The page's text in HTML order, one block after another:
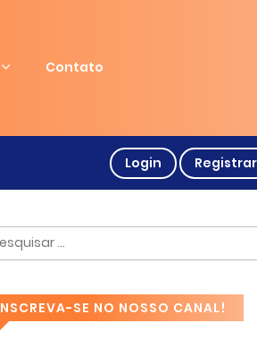
Contato
Login
SE NO NOSSO CANAL!